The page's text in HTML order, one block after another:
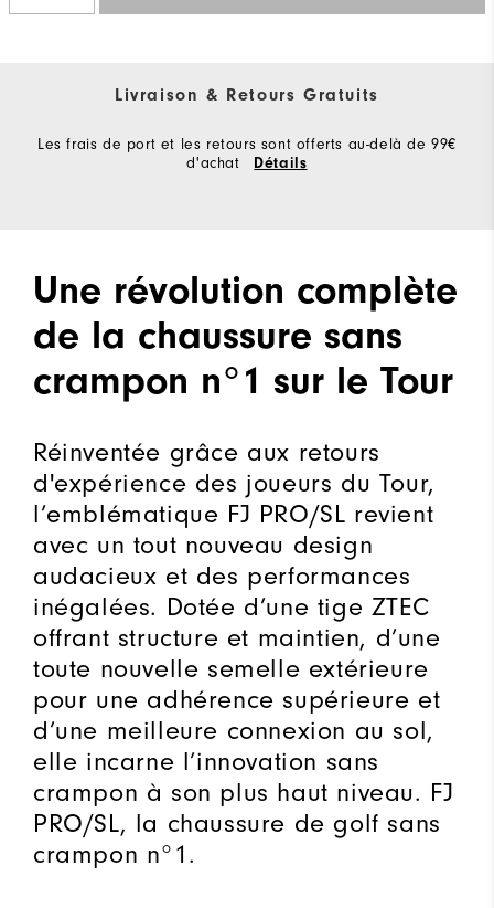
Livraison & Retours Gratuits
Les frais de port et les retours sont offerts au-delà de 99€
d'achat
Détails
Une révolution complète
de la chaussure sans
crampon n°1 sur le Tour
Réinventée grâce aux retours
d'expérience des joueurs du Tour,
l’emblématique FJ PRO/SL revient
avec un tout nouveau design
audacieux et des performances
inégalées. Dotée d’une tige ZTEC
offrant structure et maintien, d’une
toute nouvelle semelle extérieure
pour une adhérence supérieure et
d’une meilleure connexion au sol,
elle incarne l’innovation sans
crampon à son plus haut niveau. FJ
PRO/SL, la chaussure de golf sans
crampon n°1.